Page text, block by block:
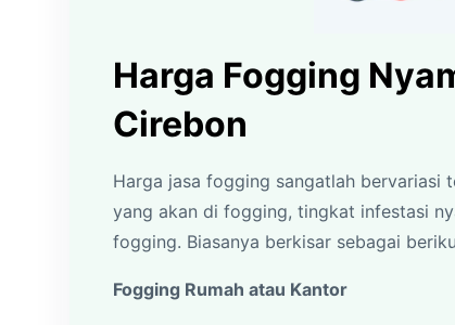
Harga Fogging
Cirebon
Harga jasa fogging sangatlah bervariasi
yang akan di fogging, tingkat infestasi
fogging. Biasanya berkisar sebagai
Fogging Rumah atau Kantor